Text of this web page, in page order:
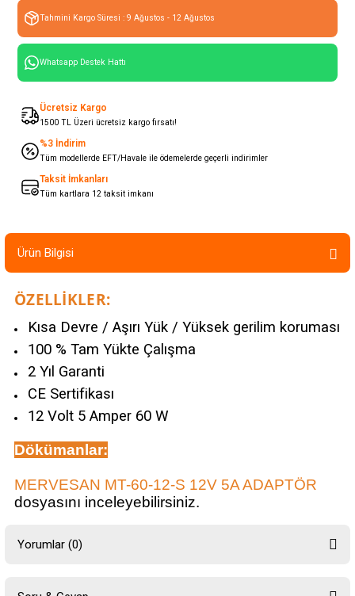
Tahmini Kargo Süresi : 9 Ağustos - 12 Ağustos
Whatsapp Destek Hattı
Ücretsiz Kargo
1500 TL Üzeri ücretsiz kargo fırsatı!
%3 İndirim
Tüm modellerde EFT/Havale ile ödemelerde geçerli indirimler
Taksit İmkanları
Tüm kartlara 12 taksit imkanı
Ürün Bilgisi
ÖZELLİKLER:
Kısa Devre / Aşırı Yük / Yüksek gerilim koruması
100 % Tam Yükte Çalışma
2 Yıl Garanti
CE Sertifikası
12 Volt 5 Amper 60 W
Dökümanlar:
MERVESAN MT-60-12-S 12V 5A ADAPTÖR
dosyasını inceleyebilirsiniz.
Yorumlar (0)